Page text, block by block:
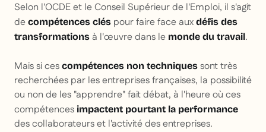
Selon l'OCDE et le Conseil Supérieur de l'Emploi, il s'agit
de compétences clés pour faire face aux défis des
transformations à l'œuvre dans le monde du travail.
Mais si ces compétences non techniques sont très
recherchées par les entreprises françaises, la possibilité
ou non de les "apprendre" fait débat, à l'heure où ces
compétences impactent pourtant la performance
des collaborateurs et l'activité des entreprises.